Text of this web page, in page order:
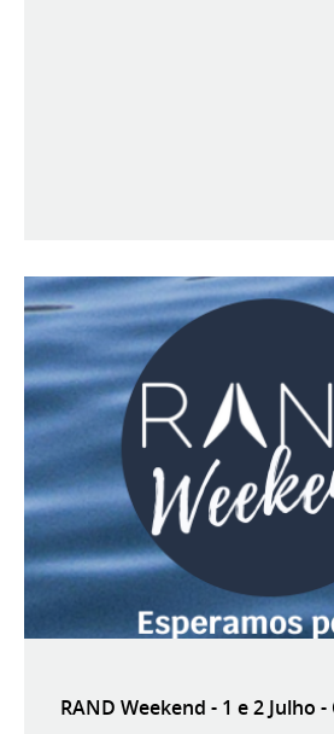
RAND Weekend - 1 e 2 Julho